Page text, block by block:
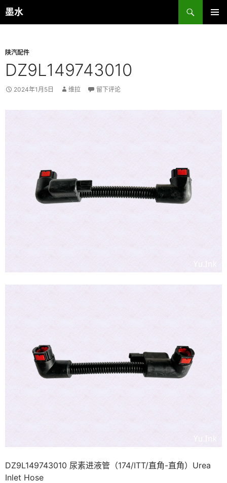
跳
至
墨水
搜
索
陕汽配件
DZ9L149743010
2024年1月5日 维拉 留下评论
DZ9L149743010 尿素进液管（174/ITT/直角-直角）Urea
Inlet Hose